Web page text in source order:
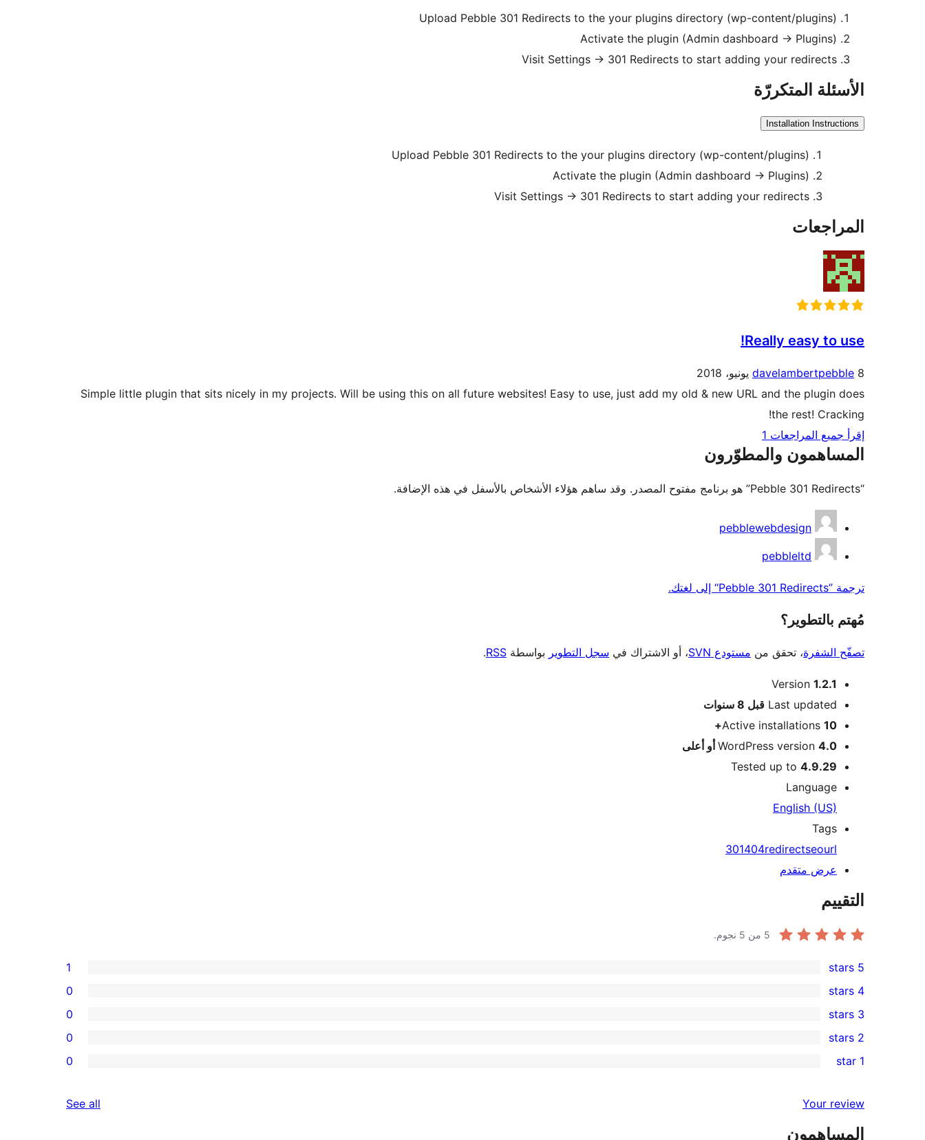
Upload Pebble 301 Redirects to the your plugins directory (wp-content/plugins)
Activate the plugin (Admin dashboard -> Plugins)
Visit Settings -> 301 Redirects to start adding your redirects
الأسئلة المتكررّة
Installation Instructions
Upload Pebble 301 Redirects to the your plugins directory (wp-content/plugins)
Activate the plugin (Admin dashboard -> Plugins)
Visit Settings -> 301 Redirects to start adding your redirects
المراجعات
Really easy to use!
davelambertpebble 8 يونيو، 2018
Simple little plugin that sits nicely in my projects. Will be using this on all future websites! Easy to use, just add my old & new URL and the plugin does
the rest! Cracking!
إقرأ جميع المراجعات 1
المساهمون والمطوّرون
“Pebble 301 Redirects” هو برنامج مفتوح المصدر. وقد ساهم هؤلاء الأشخاص بالأسفل في هذه الإضافة.
المساهمون
pebblewebdesign
pebbleltd
ترجمة ”Pebble 301 Redirects“ إلى لغتك.
مُهتم بالتطوير؟
تصفّح الشفرة، تحقق من مستودع SVN ، أو الاشتراك في سجل التطوير بواسطة RSS
.
ميتا
Meta
Version 1.2.1
Last updated قبل 8 سنوات
Active installations 10+
WordPress version 4.0 أو أعلى
Tested up to 4.9.29
Language
English (US)
Tags
301404redirectseourl
عرض متقدم
التقييم
5 من 5 نجوم.
1
5-
star
review
5 stars
1
4-
star
reviews
4 stars
0
0
3-
star
3 stars
0
2-
reviews
2 stars
0
star
reviews
1 star
0
Your review
See all
المساهمون